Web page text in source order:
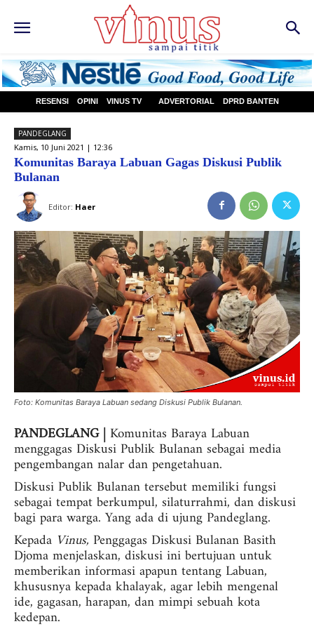
RESENSI OPINI VINUS TV ADVERTORIAL DPRD BANTEN
PANDEGLANG
Kamis, 10 Juni 2021 | 12:36
Komunitas Baraya Labuan Gagas Diskusi Publik
Bulanan
Editor: Haer
Foto: Komunitas Baraya Labuan sedang Diskusi Publik Bulanan.
PANDEGLANG | Komunitas Baraya Labuan
menggagas Diskusi Publik Bulanan sebagai media
pengembangan nalar dan pengetahuan.
Diskusi Publik Bulanan tersebut memiliki fungsi
sebagai tempat berkumpul, silaturrahmi, dan diskusi
bagi para warga. Yang ada di ujung Pandeglang.
Kepada Vinus, Penggagas Diskusi Bulanan Basith
Djoma menjelaskan, diskusi ini bertujuan untuk
memberikan informasi apapun tentang Labuan,
khususnya kepada khalayak, agar lebih mengenal
ide, gagasan, harapan, dan mimpi sebuah kota
kedepan.